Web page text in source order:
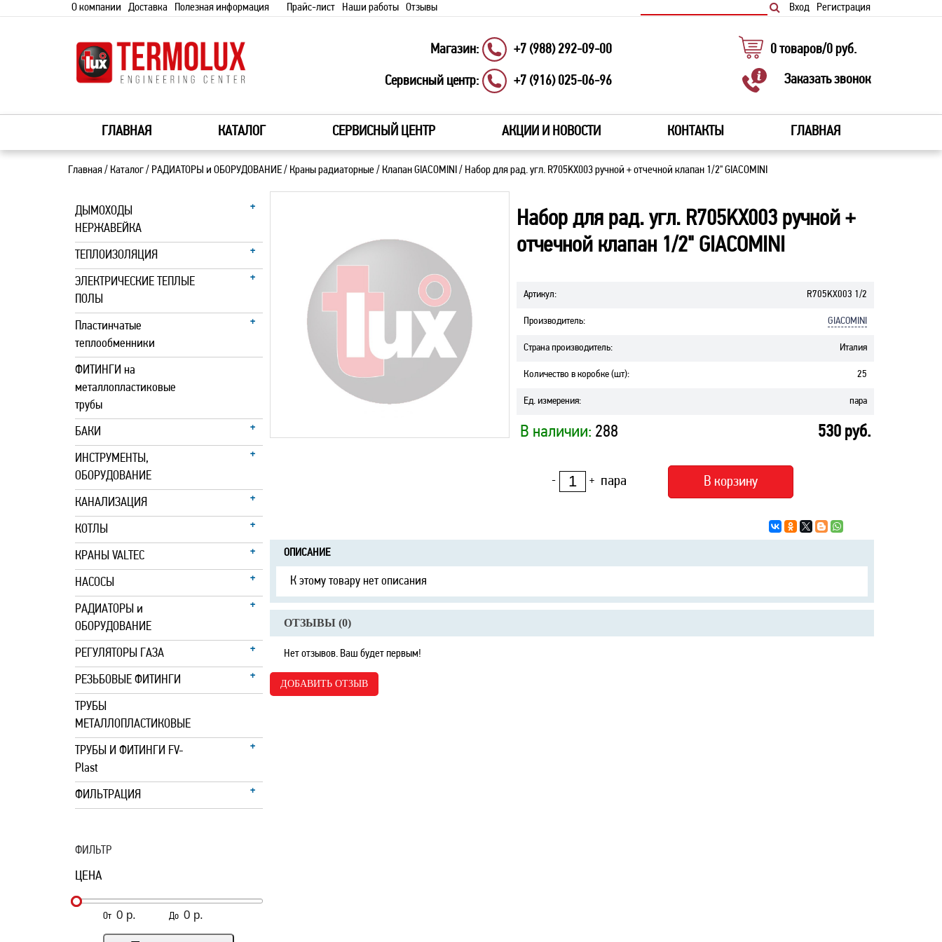
Прайс-лист
О компании Доставка Полезная информация Наши работы Отзывы Вход Регистрация
Магазин: +7 (988) 292-09-00
Сервисный центр: +7 (916) 025-06-96
0 товаров/0 руб.
Заказать звонок
ГЛАВНАЯ КАТАЛОГ СЕРВИСНЫЙ ЦЕНТР АКЦИИ И НОВОСТИ КОНТАКТЫ ГЛАВНАЯ
Главная/ Каталог/ РАДИАТОРЫ и ОБОРУДОВАНИЕ/ Краны радиаторные/ Клапан GIACOMINI / Набор для рад. угл. R705KX003 ручной + отчечной клапан 1/2" GIACOMINI
ДЫМОХОДЫ
НЕРЖАВЕЙКА
ТЕПЛОИЗОЛЯЦИЯ
ЭЛЕКТРИЧЕСКИЕ ТЕПЛЫЕ
ПОЛЫ
Пластинчатые
теплообменники
ФИТИНГИ на
металлопластиковые
трубы
БАКИ
ИНСТРУМЕНТЫ,
ОБОРУДОВАНИЕ
КАНАЛИЗАЦИЯ
КОТЛЫ
КРАНЫ VALTEC
НАСОСЫ
РАДИАТОРЫ и
ОБОРУДОВАНИЕ
РЕГУЛЯТОРЫ ГАЗА
РЕЗЬБОВЫЕ ФИТИНГИ
ТРУБЫ
МЕТАЛЛОПЛАСТИКОВЫЕ
ТРУБЫ И ФИТИНГИ FV-
Plast
ФИЛЬТРАЦИЯ
ФИЛЬТР
ЦЕНА
От До
Набор для рад. угл. R705KX003 ручной +
отчечной клапан 1/2" GIACOMINI
Артикул: R705KX003 1/2
Производитель: GIACOMINI
Страна производитель: Италия
Количество в коробке (шт): 25
Ед. измерения: пара
В наличии: 288 530 руб.
- + пара В корзину
ОПИСАНИЕ
К этому товару нет описания
ОТЗЫВЫ (0)
Нет отзывов. Ваш будет первым!
ДОБАВИТЬ ОТЗЫВ